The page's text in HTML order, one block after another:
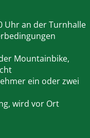
Uhr an der Turnhalle
Mountainbike,
ein oder zwei
wird vor Ort